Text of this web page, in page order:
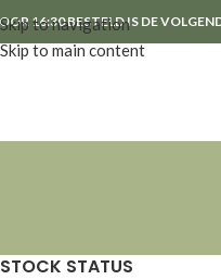
Skip to navigation
Skip to main content
16:30 BESTELD IS DE
STOCK STATUS